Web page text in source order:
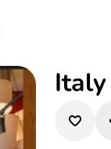
Italy